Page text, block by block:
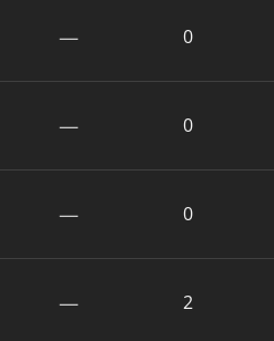
— 0
— 0
— 0
— 2